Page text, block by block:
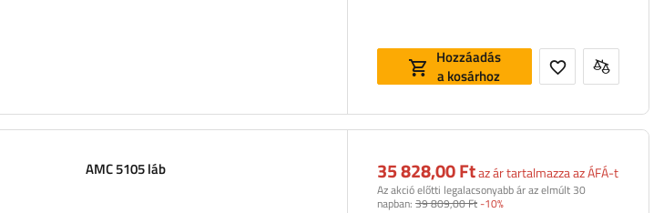
Hozzáadás
a kosárhoz
AMC 5105 láb 35 828,00 Ftaz ár tartalmazza az ÁFÁ-t
Az akció előtti legalacsonyabb ár az elmúlt 30
napban: 39 809,00 Ft-10%